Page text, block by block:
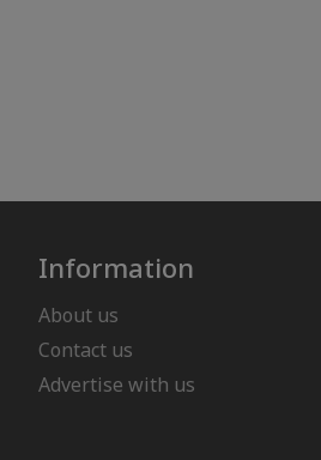
Information
About us
Contact us
Advertise with us